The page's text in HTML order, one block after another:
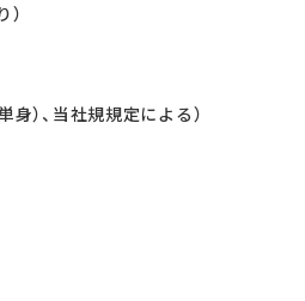
）、当社規規定による）